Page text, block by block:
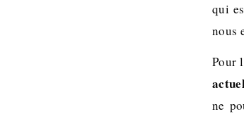
qui
nous
Pour
ne